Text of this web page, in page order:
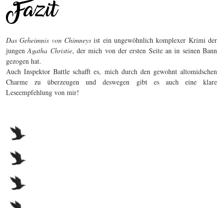
Das Geheimnis von Chimneys ist ein ungewöhnlich komplexer Krimi der
jungenAgatha Christie, der mich von der ersten Seite an in seinen Bann
gezogen hat.
Auch Inspektor Battle schafft es, mich durch den gewohnt altomidschen
Charme zu überzeugen und deswegen gibt es auch eine klare
Leseempfehlung von mir!